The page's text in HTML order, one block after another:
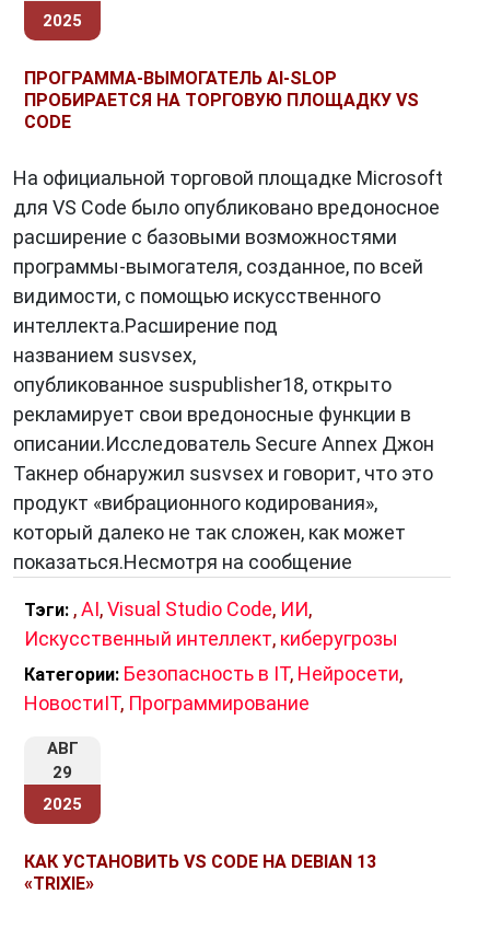
2025
ПРОГРАММА-ВЫМОГАТЕЛЬ AI-SLOP
ПРОБИРАЕТСЯ НА ТОРГОВУЮ ПЛОЩАДКУ VS
CODE
На официальной торговой площадке Microsoft
для VS Code было опубликовано вредоносное
расширение с базовыми возможностями
программы-вымогателя, созданное, по всей
видимости, с помощью искусственного
интеллекта.Расширение под
названием susvsex,
опубликованное suspublisher18, открыто
рекламирует свои вредоносные функции в
описании.Исследователь Secure Annex Джон
Такнер обнаружил susvsex и говорит, что это
продукт «вибрационного кодирования»,
который далеко не так сложен, как может
показаться.Несмотря на сообщение
Тэги: ,AI,Visual Studio Code, ИИ,
Искусственный интеллект, киберугрозы
Категории: Безопасность в IT, Нейросети,
НовостиIT, Программирование
АВГ
29
2025
КАК УСТАНОВИТЬ VS CODE НА DEBIAN 13
«TRIXIE»